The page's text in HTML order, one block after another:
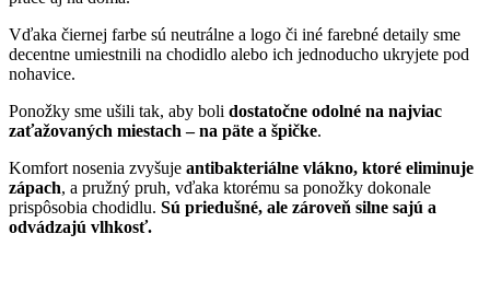
Vďaka čiernej farbe sú neutrálne a logo či iné farebné detaily sme
decentne umiestnili na chodidlo alebo ich jednoducho ukryjete pod
nohavice.
Ponožky sme ušili tak, aby boli dostatočne odolné na najviac
zaťažovaných miestach – na päte a špičke.
Komfort nosenia zvyšuje
antibakteriálne vlákno, ktoré eliminuje
zápach, a pružný pruh, vďaka ktorému sa ponožky dokonale
prispôsobia chodidlu.Sú priedušné, ale zároveň silne sajú a
odvádzajú vlhkosť.